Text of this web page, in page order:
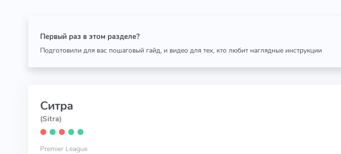
Первый раз в этом разделе?
Подготовили для вас пошаговый гайд, и видео для тех, кто любит наглядные инструкции
Ситра
(Sitra)
⬤ ⬤ ⬤ ⬤ ⬤
Premier League